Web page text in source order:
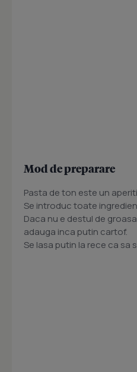
Mod de preparare
Pasta de ton este un
Se introduc toate
Daca nu e destul de
adauga inca putin cartof.
Se lasa putin la rece ca sa